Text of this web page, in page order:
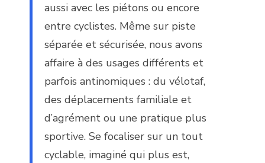
aussi avec les piétons ou encore
entre cyclistes. Même sur piste
séparée et sécurisée, nous avons
affaire à des usages différents et
parfois antinomiques : du vélotaf,
des déplacements familiale et
d’agrément ou une pratique plus
sportive. Se focaliser sur un tout
cyclable, imaginé qui plus est,